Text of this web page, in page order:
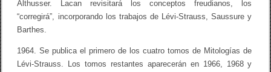
Althusser. Lacan revisitará los conceptos freudianos, los
“corregirá”, incorporando los trabajos de Lévi-Strauss, Saussure y
Barthes.
1964. Se publica el primero de los cuatro tomos de Mitologías de
Lévi-Strauss. Los tomos restantes aparecerán en 1966, 1968 y